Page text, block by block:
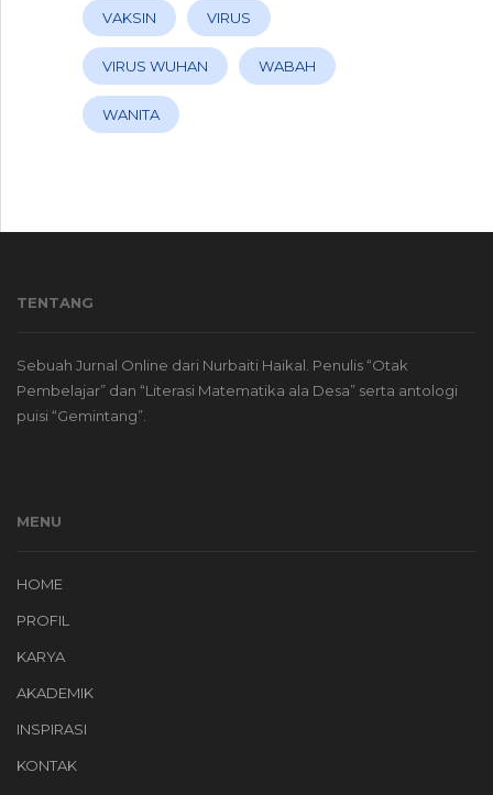
VAKSIN VIRUS
VIRUS WUHAN WABAH
WANITA
TENTANG
Sebuah Jurnal Online dari Nurbaiti Haikal. Penulis “Otak
Pembelajar” dan “Literasi Matematika ala Desa” serta antologi
puisi “Gemintang”.
MENU
HOME
PROFIL
KARYA
AKADEMIK
INSPIRASI
KONTAK